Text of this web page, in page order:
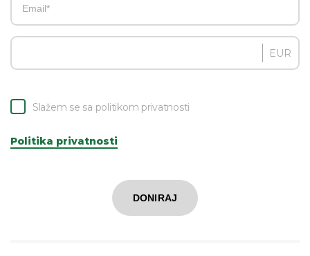
EUR
Slažem se sa politikom privatnosti
Politika privatnosti
DONIRAJ